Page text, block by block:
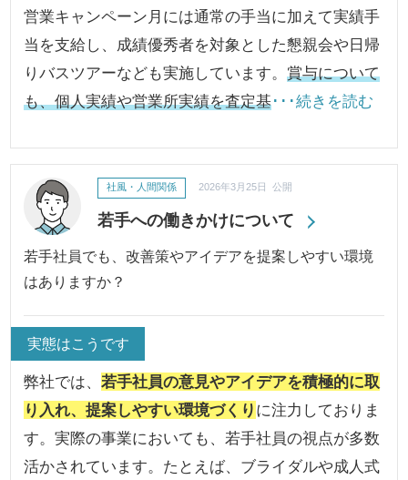
営業キャンペーン月には通常の手当に加えて実績手
当を支給し、成績優秀者を対象とした懇親会や日帰
りバスツアーなども実施しています。賞与について
も、個人実績や営業所実績を査定基･･･続きを読む
若手への働きかけについて
社風・人間関係 2026年3月25日 公開
若手社員でも、改善策やアイデアを提案しやすい環境
はありますか？
実態はこうです
弊社では、若手社員の意見やアイデアを積極的に取
り入れ、提案しやすい環境づくり に注力しておりま
す。実際の事業においても、若手社員の視点が多数
活かされています。たとえば、ブライダルや成人式